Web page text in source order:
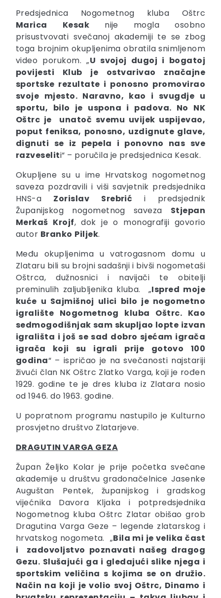
Predsjednica Nogometnog kluba Oštrc
Marica
Kesak nije mogla osobno
prisustvovati svečanoj akademiji te se zbog
toga brojnim okupljenima obratila snimljenom
video porukom. „U svojoj dugoj i bogatoj
povijesti Klub je ostvarivao značajne
sportske rezultate i ponosno promovirao
svoje mjesto. Naravno, kao i svugdje u
sportu, bilo je uspona i padova. No NK
Oštrc je unatoč svemu uvijek uspijevao,
poput feniksa, ponosno, uzdignute glave,
dignuti se iz pepela i ponovno nas sve
razveseliti“ – poručila je predsjednica Kesak.
Okupljene su u ime Hrvatskog nogometnog
saveza pozdravili i viši savjetnik predsjednika
HNS-a Zorislav Srebrić i predsjednik
Županijskog nogometnog saveza Stjepan
Merkaš Krojf, dok je o monografiji govorio
autor Branko Piljek.
Među okupljenima u vatrogasnom domu u
Zlataru bili su brojni sadašnji i bivši nogometaši
Oštrca, dužnosnici i navijači te obitelji
preminulih zaljubljenika kluba. „Ispred moje
kuće u Sajmišnoj ulici bilo je nogometno
igralište Nogometnog kluba Oštrc. Kao
sedmogodišnjak sam skupljao lopte izvan
igrališta i još se sad dobro sjećam igrača
igrača koji su igrali prije gotovo 100
godina“ – ispričao je na svečanosti najstariji
živući član NK Oštrc Zlatko Varga, koji je rođen
1929. godine te je dres kluba iz Zlatara nosio
od 1946. do 1963. godine.
U popratnom programu nastupilo je Kulturno
prosvjetno društvo Zlatarjeve.
DRAGUTIN VARGA GEZA
Župan Željko Kolar je prije početka svečane
akademije u društvu gradonačelnice Jasenke
Auguštan Pentek, županijskog i gradskog
vijećnika Davora Kljaka i potpredsjednika
Nogometnog kluba Oštrc Zlatar obišao grob
Dragutina Varga Geze – legende zlatarskog i
hrvatskog nogometa. „Bila mi je velika čast
i zadovoljstvo poznavati našeg dragog
Gezu. Slušajući ga i gledajući slike njega i
sportskim veličina s kojima se on družio.
Način na koji je volio svoj Oštrc, Dinamo i